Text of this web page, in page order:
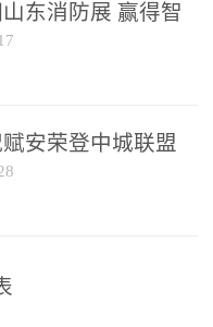
东消防展 赢得智
耀
17
安荣登中城联盟
略合作平台